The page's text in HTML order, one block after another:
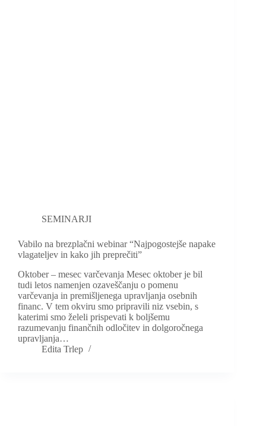
SEMINARJI
Vabilo na brezplačni webinar “Najpogostejše napake
vlagateljev in kako jih preprečiti”
Oktober – mesec varčevanja Mesec oktober je bil
tudi letos namenjen ozaveščanju o pomenu
varčevanja in premišljenega upravljanja osebnih
financ. V tem okviru smo pripravili niz vsebin, s
katerimi smo želeli prispevati k boljšemu
razumevanju finančnih odločitev in dolgoročnega
upravljanja…
Edita Trlep